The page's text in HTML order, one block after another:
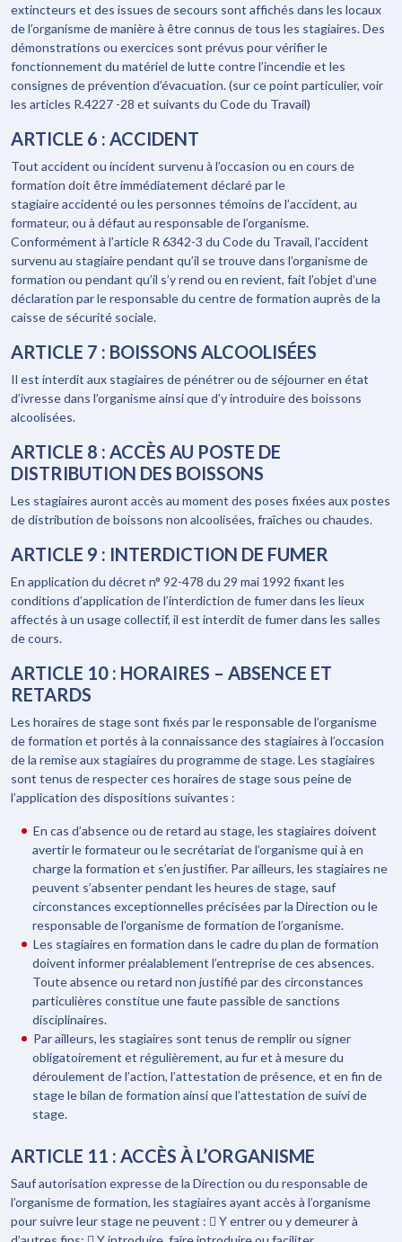
extincteurs et des issues de secours sont affichés dans les locaux
de l’organisme de manière à être connus de tous les stagiaires. Des
démonstrations ou exercices sont prévus pour vérifier le
fonctionnement du matériel de lutte contre l’incendie et les
consignes de prévention d’évacuation. (sur ce point particulier, voir
les articles R.4227 -28 et suivants du Code du Travail)
ARTICLE 6 : ACCIDENT
Tout accident ou incident survenu à l’occasion ou en cours de
formation doit être immédiatement déclaré par le
stagiaire accidenté ou les personnes témoins de l’accident, au
formateur, ou à défaut au responsable de l’organisme.
Conformément à l’article R 6342-3 du Code du Travail, l’accident
survenu au stagiaire pendant qu’il se trouve dans l’organisme de
formation ou pendant qu’il s’y rend ou en revient, fait l’objet d’une
déclaration par le responsable du centre de formation auprès de la
caisse de sécurité sociale.
ARTICLE 7 : BOISSONS ALCOOLISÉES
Il est interdit aux stagiaires de pénétrer ou de séjourner en état
d’ivresse dans l’organisme ainsi que d’y introduire des boissons
alcoolisées.
ARTICLE 8 : ACCÈS AU POSTE DE
DISTRIBUTION DES BOISSONS
Les stagiaires auront accès au moment des poses fixées aux postes
de distribution de boissons non alcoolisées, fraîches ou chaudes.
ARTICLE 9 : INTERDICTION DE FUMER
En application du décret n° 92-478 du 29 mai 1992 fixant les
conditions d’application de l’interdiction de fumer dans les lieux
affectés à un usage collectif, il est interdit de fumer dans les salles
de cours.
ARTICLE 10 : HORAIRES – ABSENCE ET
RETARDS
Les horaires de stage sont fixés par le responsable de l’organisme
de formation et portés à la connaissance des stagiaires à l’occasion
de la remise aux stagiaires du programme de stage. Les stagiaires
sont tenus de respecter ces horaires de stage sous peine de
l’application des dispositions suivantes :
En cas d’absence ou de retard au stage, les stagiaires doivent
avertir le formateur ou le secrétariat de l’organisme qui à en
charge la formation et s’en justifier. Par ailleurs, les stagiaires ne
peuvent s’absenter pendant les heures de stage, sauf
circonstances exceptionnelles précisées par la Direction ou le
responsable de l’organisme de formation de l’organisme.
Les stagiaires en formation dans le cadre du plan de formation
doivent informer préalablement l’entreprise de ces absences.
Toute absence ou retard non justifié par des circonstances
particulières constitue une faute passible de sanctions
disciplinaires.
Par ailleurs, les stagiaires sont tenus de remplir ou signer
obligatoirement et régulièrement, au fur et à mesure du
déroulement de l’action, l’attestation de présence, et en fin de
stage le bilan de formation ainsi que l’attestation de suivi de
stage.
ARTICLE 11 : ACCÈS À L’ORGANISME
Sauf autorisation expresse de la Direction ou du responsable de
l’organisme de formation, les stagiaires ayant accès à l’organisme
pour suivre leur stage ne peuvent :  Y entrer ou y demeurer à